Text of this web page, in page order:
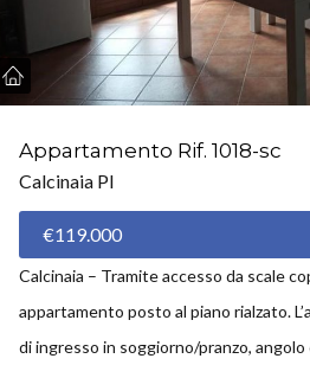
Appartamento Rif. 1018-sc
Calcinaia PI
€119.000
Calcinaia – Tramite accesso da scale
appartamento posto al piano rialzato.
di ingresso in soggiorno/pranzo, angolo